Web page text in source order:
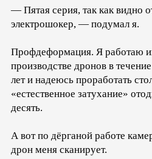
— Пятая серия, так как видно
электрошокер, — подумал я.
Профдеформация. Я работаю
производстве дронов в
лет и надеюсь проработать
«естественное затухание»
десять.
А вот по дёрганой работе
дрон меня сканирует.